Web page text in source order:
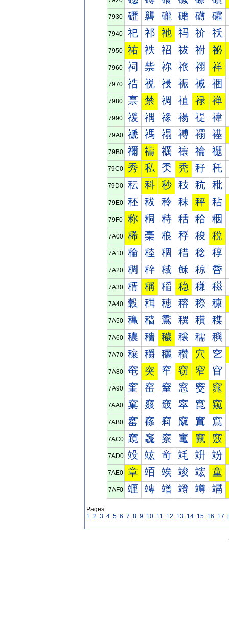
7930 礰 礱 礲 礳 礴 礵
7940 祀 祁 祂 祃 祄 祅
7950 祐 祑 祒 祓 祔 祕
7960 祠 祡 祢 祣 祤 祥
7970 祰 祱 祲 祳 祴 祵
7980 禀 禁 禂 禃 禄 禅
7990 禐 禑 禒 禓 禔 禕
79A0 禠 禡 禢 禣 禤 禥
79B0 禰 禱 禲 禳 禴 禵
79C0 秀 私 秂 秃 秄 秅
79D0 秐 科 秒 秓 秔 秕
79E0 秠 秡 秢 秣 秤 秥
79F0 称 秱 秲 秳 秴 秵
7A00 稀 稁 稂 稃 稄 稅
7A10 稐 稑 稒 稓 稔 稕
7A20 稠 稡 稢 稣 稤 稥
7A30 稰 稱 稲 稳 稴 稵
7A40 穀 穁 穂 穃 穄 穅
7A50 穐 穑 穒 穓 穔 穕
7A60 穠 穡 穢 穣 穤 穥
7A70 穰 穱 穲 穳 穴 穵
7A80 窀 突 窂 窃 窄 窅
7A90 窐 窑 窒 窓 窔 窕
7AA0 窠 窡 窢 窣 窤 窥
7AB0 窰 窱 窲 窳 窴 窵
7AC0 竀 竁 竂 竃 竄 竅
7AD0 竐 竑 竒 竓 竔 竕
7AE0 章 竡 竢 竣 竤 童
7AF0 竰 竱 竲 竳 竴 竵
Pages:
1 2 3 4 5 6 7 8 9 10 11 12 13 14 15 16 17